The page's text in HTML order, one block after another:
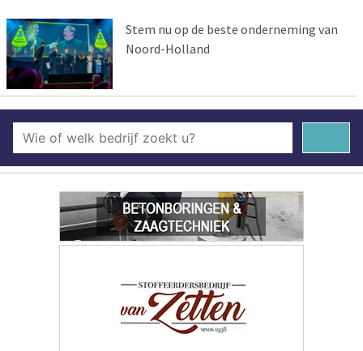
Stem nu op de beste onderneming van
Noord-Holland